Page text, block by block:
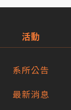
活動
系所公告
最新消息